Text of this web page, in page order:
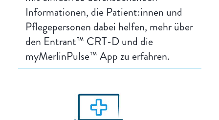
Informationen, die Patient:innen und
Pflegepersonen dabei helfen, mehr über
den Entrant™ CRT-D und die
myMerlinPulse™ App zu erfahren.